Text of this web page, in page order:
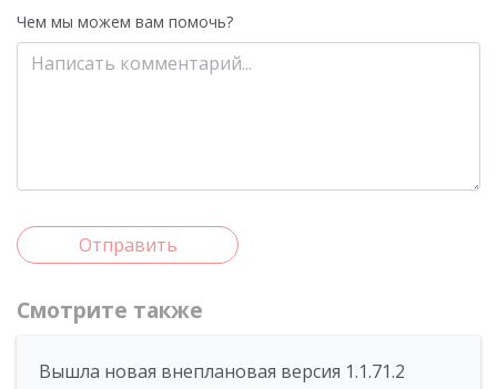
Чем мы можем вам помочь?
Отправить
Смотрите также
Вышла новая внеплановая версия 1.1.71.2